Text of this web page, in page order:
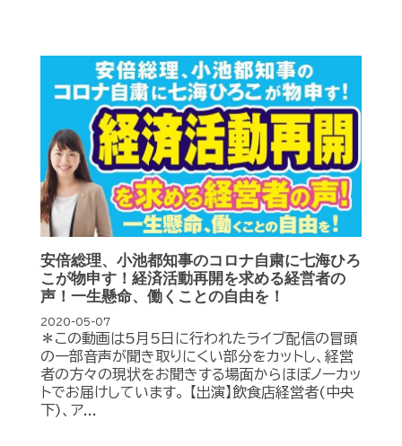
安倍総理、小池都知事のコロナ自粛に七海ひろ
こが物申す！経済活動再開を求める経営者の
声！一生懸命、働くことの自由を！
2020-05-07
＊この動画は5月5日に行われたライブ配信の冒頭
の一部音声が聞き取りにくい部分をカットし、経営
者の方々の現状をお聞きする場面からほぼノーカッ
トでお届けしています。 【出演】飲食店経営者(中央
下)、ア...